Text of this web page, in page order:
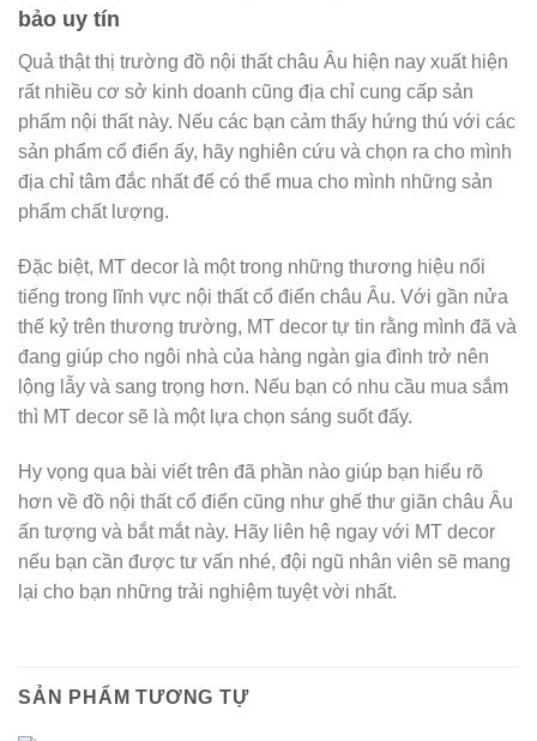
bảo uy tín
Quả thật thị trường đồ nội thất châu Âu hiện nay xuất hiện
rất nhiều cơ sở kinh doanh cũng địa chỉ cung cấp sản
phẩm nội thất này. Nếu các bạn cảm thấy hứng thú với các
sản phẩm cổ điển ấy, hãy nghiên cứu và chọn ra cho mình
địa chỉ tâm đắc nhất để có thể mua cho mình những sản
phẩm chất lượng.
Đặc biệt, MT decor là một trong những thương hiệu nổi
tiếng trong lĩnh vực nội thất cổ điển châu Âu. Với gần nửa
thế kỷ trên thương trường, MT decor tự tin rằng mình đã và
đang giúp cho ngôi nhà của hàng ngàn gia đình trở nên
lộng lẫy và sang trọng hơn. Nếu bạn có nhu cầu mua sắm
thì MT decor sẽ là một lựa chọn sáng suốt đấy.
Hy vọng qua bài viết trên đã phần nào giúp bạn hiểu rõ
hơn về đồ nội thất cổ điển cũng như ghế thư giãn châu Âu
ấn tượng và bắt mắt này. Hãy liên hệ ngay với MT decor
nếu bạn cần được tư vấn nhé, đội ngũ nhân viên sẽ mang
lại cho bạn những trải nghiệm tuyệt vời nhất.
SẢN PHẨM TƯƠNG TỰ